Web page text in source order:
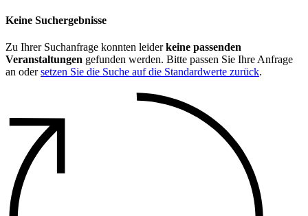
Keine Suchergebnisse
Zu Ihrer Suchanfrage konnten leiderkeine passenden
Veranstaltungen gefunden werden. Bitte passen Sie Ihre Anfrage
an odersetzen Sie die Suche auf die Standardwerte zurück.